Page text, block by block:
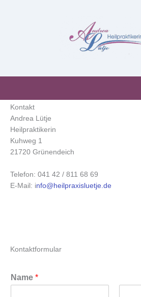
Kontakt
Andrea Lütje
Heilpraktikerin
Kuhweg 1
21720 Grünendeich
Telefon: 041 42 / 811 68 69
E-Mail: info@heilpraxisluetje.de
Kontaktformular
Name *